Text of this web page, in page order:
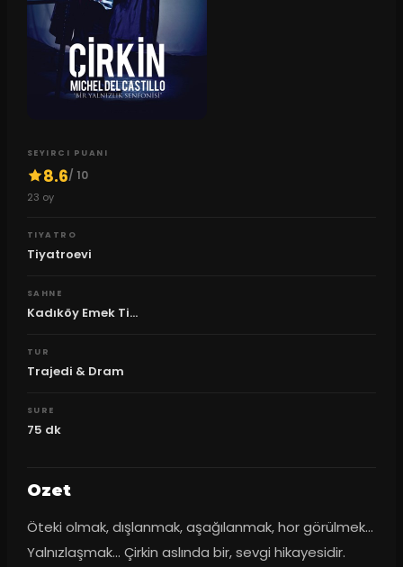
SEYIRCI PUANI
8.6/ 10
23 oy
TIYATRO
Tiyatroevi
SAHNE
Kadıköy Emek Ti...
TUR
Trajedi & Dram
SURE
75 dk
Ozet
Öteki olmak, dışlanmak, aşağılanmak, hor görülmek...
Yalnızlaşmak... Çirkin aslında bir, sevgi hikayesidir.